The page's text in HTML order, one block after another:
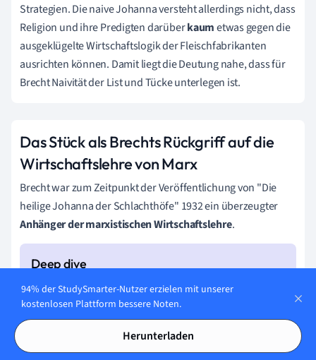
Strategien. Die naive Johanna versteht allerdings nicht, dass
Religion und ihre Predigten darüberkaumetwas gegen die
ausgeklügelte Wirtschaftslogik der Fleischfabrikanten
ausrichten können. Damit liegt die Deutung nahe, dass für
Brecht Naivität der List und Tücke unterlegen ist.
Das Stück als Brechts Rückgriff auf die
Wirtschaftslehre von Marx
Brecht war zum Zeitpunkt der Veröffentlichung von "Die
heilige Johanna der Schlachthöfe" 1932 ein überzeugter
Anhänger der marxistischen Wirtschaftslehre.
Die marxistische Wirtschaftslehre
Das Leben der Industrie verwandelt sich in eine
Reihenfolge von Perioden mittlerer Lebendigkeit,
Prosperität, Überproduktion, Krise und Stagnation. Die
94% der StudySmarter-Nutzer erzielen mit unserer
kostenlosen Plattform bessere Noten.
Herunterladen